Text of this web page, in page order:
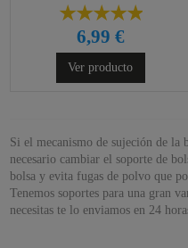
6,99 €
Ver producto
Si el mecanismo de sujeción de la
necesario cambiar el soporte de
bolsa y evita fugas de polvo que
Tenemos soportes para una gran
necesitas te lo enviamos en 24